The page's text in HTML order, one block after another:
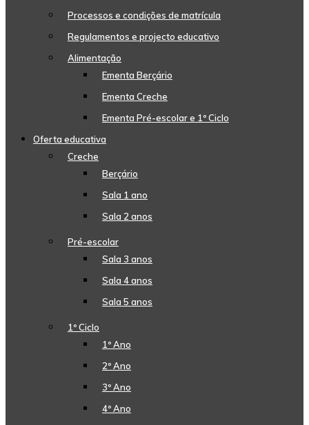
Processos e condições de matrícula
Regulamentos e projecto educativo
Alimentação
Ementa Berçário
Ementa Creche
Ementa Pré-escolar e 1º Ciclo
Oferta educativa
Creche
Berçário
Sala 1 ano
Sala 2 anos
Pré-escolar
Sala 3 anos
Sala 4 anos
Sala 5 anos
1º Ciclo
1º Ano
2º Ano
3º Ano
4º Ano